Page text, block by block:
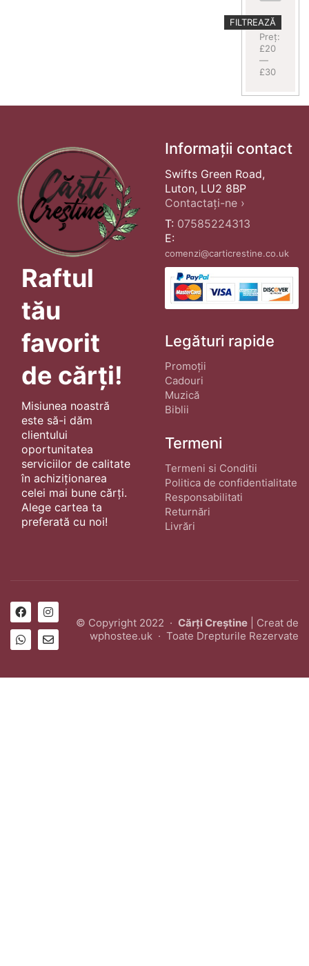
Preț
minim
Preț
maxim
FILTREAZĂ
Preț:
£20
—
£30
Raftul
tău
favorit
de cărți!
Misiunea noastră
este să-i dăm
clientului
oportunitatea
serviciilor de calitate
în achiziționarea
celei mai bune cărți.
Alege cartea ta
preferată cu noi!
Informații contact
Swifts Green Road,
Luton, LU2 8BP
Contactați-ne ›
T: 07585224313
E:
comenzi@carticrestine.co.uk
Legături rapide
Promoții
Cadouri
Muzică
Biblii
Termeni
Termeni si Conditii
Politica de confidentialitate
Responsabilitati
Returnări
Livrări
© Copyright 2022 · Cărți Creștine | Creat de
wphostee.uk · Toate Drepturile Rezervate